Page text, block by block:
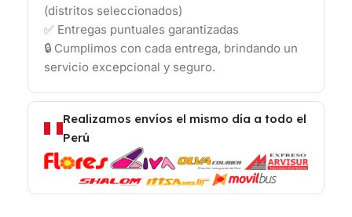
(distritos seleccionados)
✅ Entregas puntuales garantizadas
🔒 Cumplimos con cada entrega, brindando un
servicio excepcional y seguro.
Realizamos envíos el mismo día a todo el
Perú